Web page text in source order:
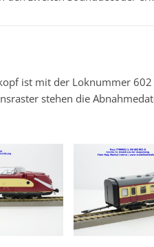
ist mit der Loknummer
stehen die